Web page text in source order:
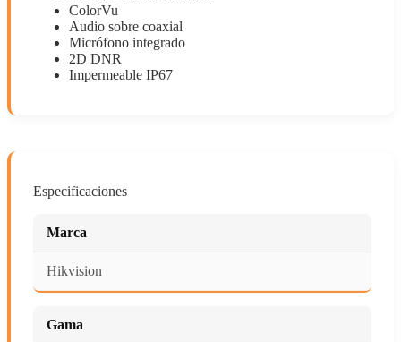
ColorVu
Audio sobre coaxial
Micrófono integrado
2D DNR
Impermeable IP67
Especificaciones
Marca
Hikvision
Gama